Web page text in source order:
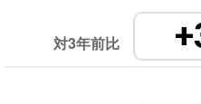
対3年前比